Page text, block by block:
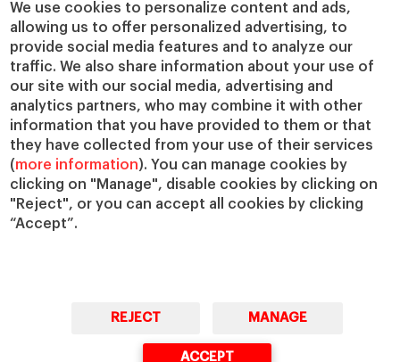
We use cookies to personalize content and ads,
allowing us to offer personalized advertising, to
provide social media features and to analyze our
traffic. We also share information about your use of
our site with our social media, advertising and
analytics partners, who may combine it with other
information that you have provided to them or that
they have collected from your use of their services
(more information). You can manage cookies by
clicking on "Manage", disable cookies by clicking on
"Reject", or you can accept all cookies by clicking
“Accept”.
REJECT MANAGE
ACCEPT